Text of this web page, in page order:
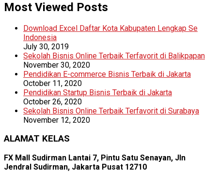
Most Viewed Posts
Download Excel Daftar Kota Kabupaten Lengkap Se
Indonesia
July 30, 2019
Sekolah Bisnis Online Terbaik Terfavorit di Balikpapan
November 30, 2020
Pendidikan E-commerce Bisnis Terbaik di Jakarta
October 11, 2020
Pendidikan Startup Bisnis Terbaik di Jakarta
October 26, 2020
Sekolah Bisnis Online Terbaik Terfavorit di Surabaya
November 12, 2020
ALAMAT KELAS
FX Mall Sudirman Lantai 7, Pintu Satu Senayan, Jln
Jendral Sudirman, Jakarta Pusat 12710